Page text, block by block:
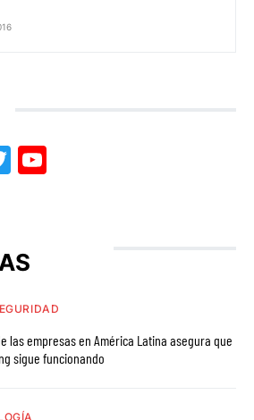
Twitter
las empresas en América Latina asegura que
sigue funcionando